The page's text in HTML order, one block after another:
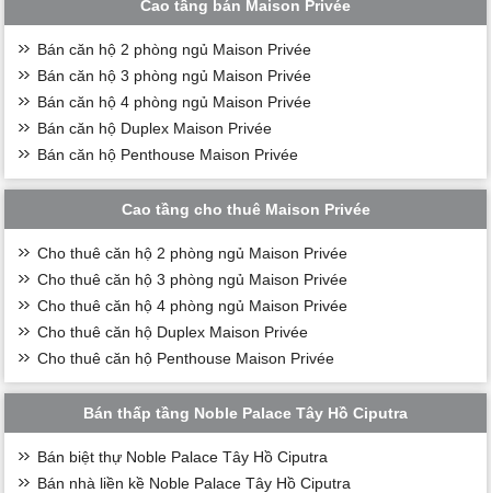
Cao tầng bán Maison Privée
Bán căn hộ 2 phòng ngủ Maison Privée
Bán căn hộ 3 phòng ngủ Maison Privée
Bán căn hộ 4 phòng ngủ Maison Privée
Bán căn hộ Duplex Maison Privée
Bán căn hộ Penthouse Maison Privée
Cao tầng cho thuê Maison Privée
Cho thuê căn hộ 2 phòng ngủ Maison Privée
Cho thuê căn hộ 3 phòng ngủ Maison Privée
Cho thuê căn hộ 4 phòng ngủ Maison Privée
Cho thuê căn hộ Duplex Maison Privée
Cho thuê căn hộ Penthouse Maison Privée
Bán thấp tầng Noble Palace Tây Hồ Ciputra
Bán biệt thự Noble Palace Tây Hồ Ciputra
Bán nhà liền kề Noble Palace Tây Hồ Ciputra